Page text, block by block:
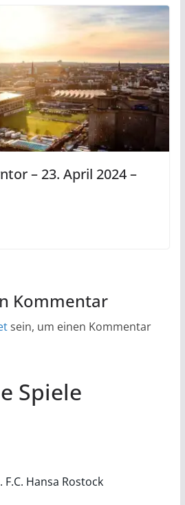
– 23. April 2024 –
Kommentar
sein, um einen Kommentar
Spiele
Hansa Rostock